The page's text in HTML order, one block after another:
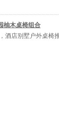
柚木桌椅组合
酒店别墅户外桌椅